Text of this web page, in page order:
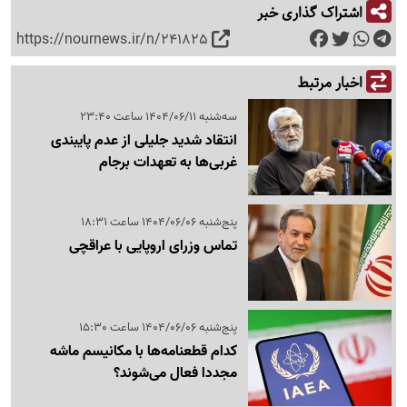
اشتراک گذاری خبر
https://nournews.ir/n/241825
اخبار مرتبط
سه‌شنبه 1404/06/11 ساعت 23:40
انتقاد شدید جلیلی از عدم پایبندی
غربی‌ها به تعهدات برجام
پنج‌شنبه 1404/06/06 ساعت 18:31
تماس وزرای اروپایی با عراقچی
پنج‌شنبه 1404/06/06 ساعت 15:30
کدام قطعنامه‌ها با مکانیسم ماشه
مجددا فعال می‌شوند؟